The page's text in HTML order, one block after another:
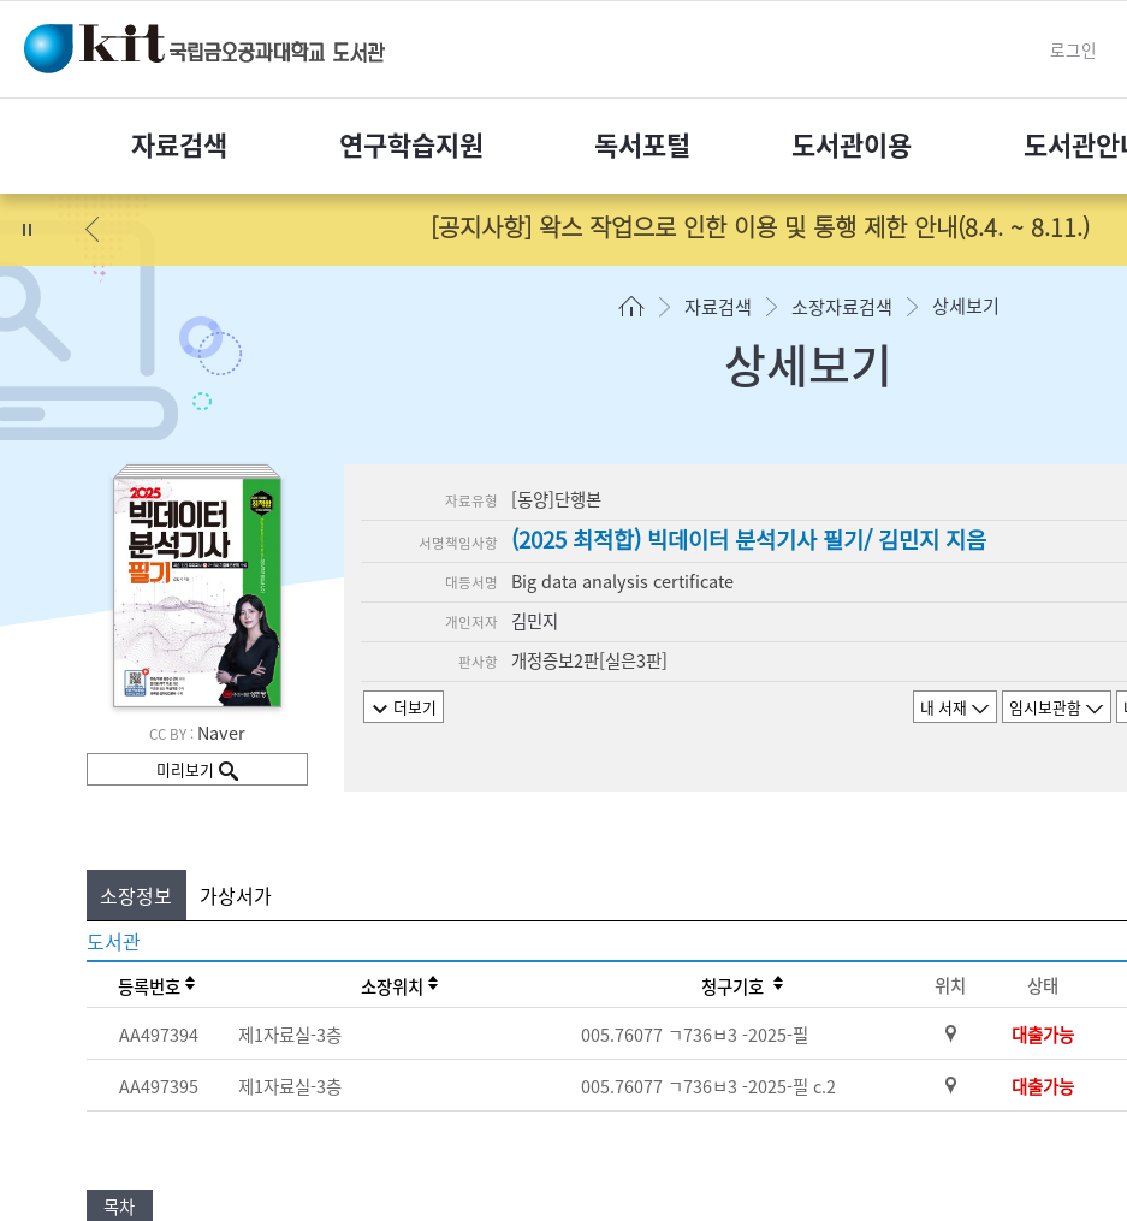
로그인
자료검색 연구학습지원 독서포털 도서관이용 도서관안
[이용안내] 2026년 8월 졸업예정자 도서반납 및 대출중지 안내
자료검색 소장자료검색 상세보기
상세보기
CC BY : Naver
미리보기
자료유형 [동양]단행본
서명책임사항 (2025 최적합) 빅데이터 분석기사 필기/ 김민지 지음
대등서명 Big data analysis certificate
개인저자 김민지
판사항 개정증보2판[실은3판]
더보기 내 서재 임시보관함
소장정보
가상서가
도서관
등록번호 소장위치 청구기호 위치 상태
AA497394
제1자료실-3층 005.76077 ㄱ736ㅂ3 -2025-필 대출가능
AA497395 제1자료실-3층 005.76077 ㄱ736ㅂ3 -2025-필 c.2 대출가능
목차